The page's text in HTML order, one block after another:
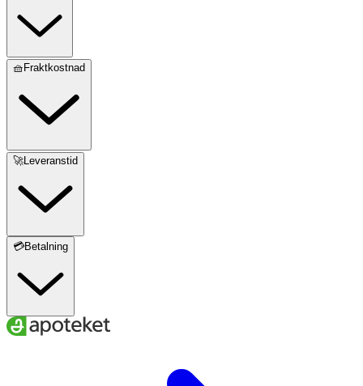
🧺Fraktkostnad
🚀Leveranstid
💳Betalning